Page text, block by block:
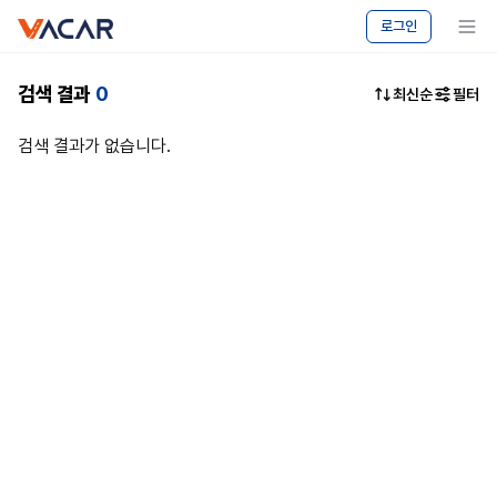
로그인
메뉴 보기
마켓
캠핑카
승용차
검색 결과 0 최신순 필터
검색 결과가 없습니다.